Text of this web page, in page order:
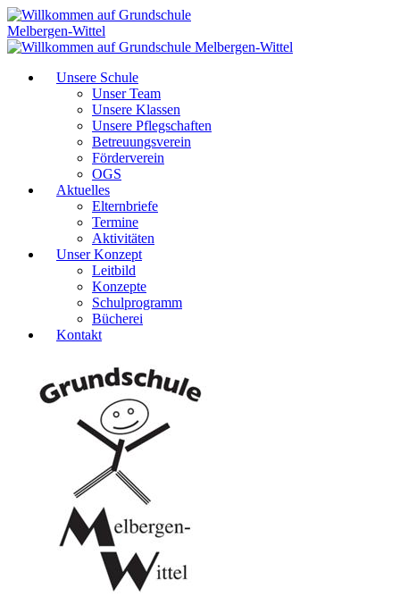
Unsere Schule
Unser Team
Unsere Klassen
Unsere Pflegschaften
Betreuungsverein
Förderverein
OGS
Aktuelles
Elternbriefe
Termine
Aktivitäten
Unser Konzept
Leitbild
Konzepte
Schulprogramm
Bücherei
Kontakt